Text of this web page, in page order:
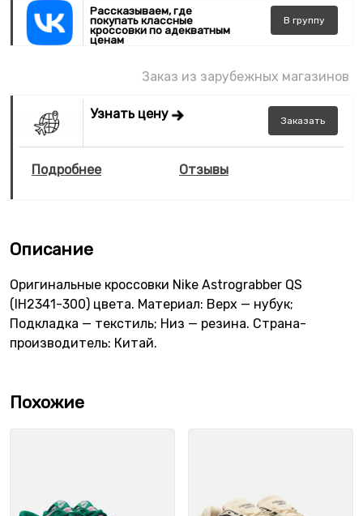
Рассказываем, где
покупать классные
кроссовки по адекватным
ценам
В группу
Заказ из зарубежных магазинов
Узнать цену Заказать
Подробнее Отзывы
Описание
Оригинальные кроссовки Nike Astrograbber QS
(IH2341-300) цвета. Материал: Верх — нубук;
Подкладка — текстиль; Низ — резина. Страна-
производитель: Китай.
Похожие